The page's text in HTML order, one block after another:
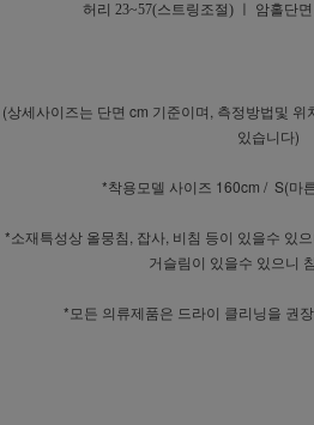
허리 23~57(스트링조절) ㅣ
암홀단
(상세사이즈는 단면 cm 기준이며, 측정방법및
있습니다)
*착용모델 사이즈 160cm / S(마
*소재특성상 올뭉침, 잡사, 비침 등이 있을수 있
거슬림이 있을수 있으니
*모든 의류제품은 드라이 클리닝을 권